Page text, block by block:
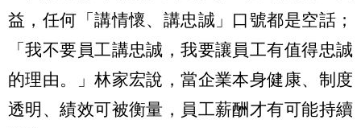
益，任何「講情懷、講忠誠」口號都是空話；
「我不要員工講忠誠，我要讓員工有值得忠誠
的理由。」林家宏說，當企業本身健康、制度
透明、績效可被衡量，員工薪酬才有可能持續